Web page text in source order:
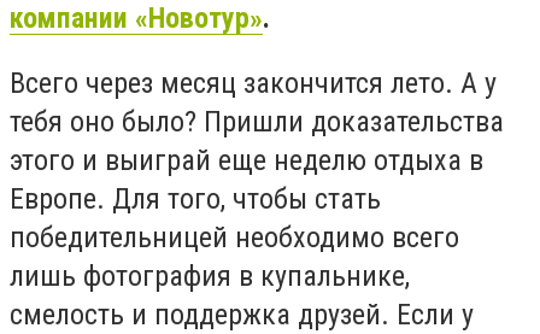
компании «Новотур».
Всего через месяц закончится лето. А у
тебя оно было? Пришли доказательства
этого и выиграй еще неделю отдыха в
Европе. Для того, чтобы стать
победительницей необходимо всего
лишь фотография в купальнике,
смелость и поддержка друзей. Если у